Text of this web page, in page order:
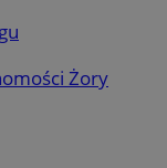
Żory